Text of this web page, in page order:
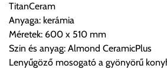
Szállítási díjak:
Az oldalunkon rendelés esetén,
úgy esetenként több lehetőséget ajánl
vásárolt árú figyelembevételével az
költséget válassza ki.
TitanCeram
Anyaga: kerámia
Méretek: 600 x 510 mm
Szin és anyag: Almond CeramicPlus
Lenyűgöző mosogató a gyönyörű